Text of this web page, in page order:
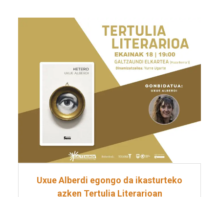
Uxue Alberdi egongo da ikasturteko
azken Tertulia Literarioan